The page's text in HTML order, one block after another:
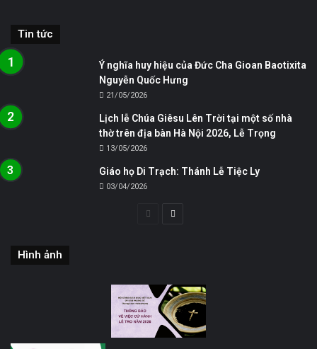
Tin tức
Ý nghĩa huy hiệu của Đức Cha Gioan Baotixita
Nguyễn Quốc Hưng
21/05/2026
Lịch lễ Chúa Giêsu Lên Trời tại một số nhà
thờ trên địa bàn Hà Nội 2026, Lễ Trọng
13/05/2026
Giáo họ Di Trạch: Thánh Lễ Tiệc Ly
03/04/2026
Trang Trang
Hình ảnh